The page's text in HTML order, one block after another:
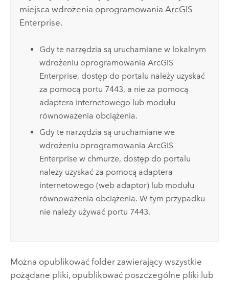
miejsca wdrożenia oprogramowaniaArcGIS
Enterprise.
Gdy te narzędzia są uruchamiane w lokalnym
wdrożeniu oprogramowania ArcGIS
Enterprise, dostęp do portalu należy uzyskać
za pomocą portu 7443, a nie za pomocą
adaptera internetowego lub modułu
równoważenia obciążenia.
Gdy te narzędzia są uruchamiane we
wdrożeniu oprogramowania ArcGIS
Enterprisew chmurze, dostęp do portalu
należy uzyskać za pomocą adaptera
internetowego (web adaptor) lub modułu
równoważenia obciążenia. W tym przypadku
nie należy używać portu 7443.
Można opublikować folder zawierający wszystkie
pożądane pliki, opublikować poszczególne pliki lub